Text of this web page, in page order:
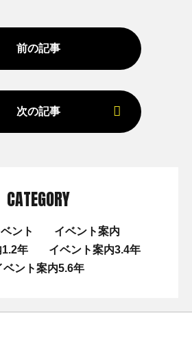
前の記事
次の記事
CATEGORY
ント
イベント案内
年
イベント案内3.4年
ベント案内5.6年